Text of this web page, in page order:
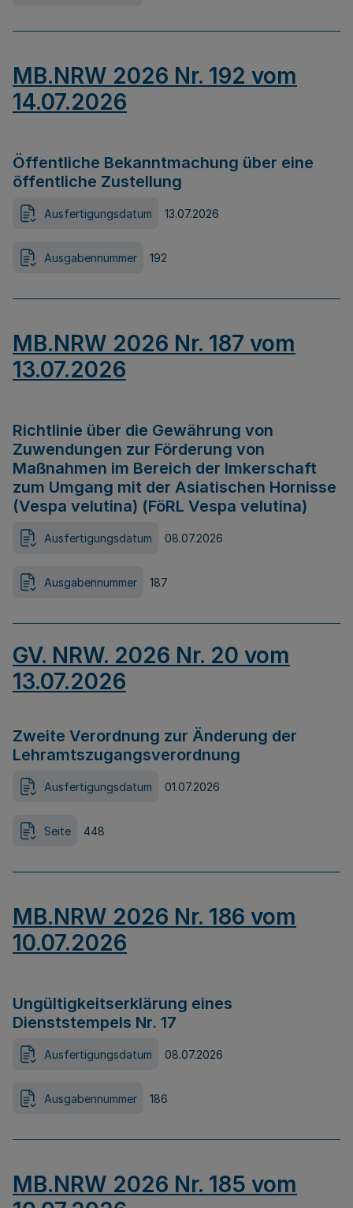
MB.NRW 2026 Nr. 192 vom
14.07.2026
Öffentliche Bekanntmachung über eine
öffentliche Zustellung
Ausfertigungsdatum 13.07.2026
Ausgabennummer 192
MB.NRW 2026 Nr. 187 vom
13.07.2026
Richtlinie über die Gewährung von
Zuwendungen zur Förderung von
Maßnahmen im Bereich der Imkerschaft
zum Umgang mit der Asiatischen Hornisse
(Vespa velutina) (FöRL Vespa velutina)
Ausfertigungsdatum 08.07.2026
Ausgabennummer 187
GV. NRW. 2026 Nr. 20 vom
13.07.2026
Zweite Verordnung zur Änderung der
Lehramtszugangsverordnung
Ausfertigungsdatum 01.07.2026
Seite 448
MB.NRW 2026 Nr. 186 vom
10.07.2026
Ungültigkeitserklärung eines
Dienststempels Nr. 17
Ausfertigungsdatum 08.07.2026
Ausgabennummer 186
MB.NRW 2026 Nr. 185 vom